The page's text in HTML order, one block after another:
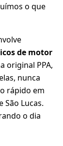
o que
de motor
original PPA,
nunca
rápido em
São Lucas.
o dia